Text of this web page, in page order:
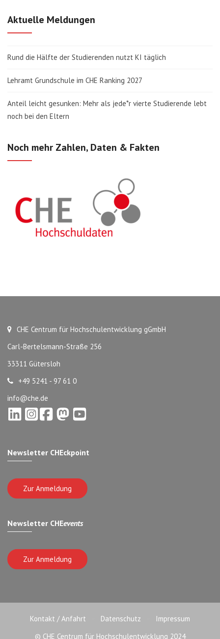
Aktuelle Meldungen
Rund die Hälfte der Studierenden nutzt KI täglich
Lehramt Grundschule im CHE Ranking 2027
Anteil leicht gesunken: Mehr als jede*r vierte Studierende lebt
noch bei den Eltern
Noch mehr Zahlen, Daten & Fakten
CHE Centrum für Hochschulentwicklung gGmbH
Carl-Bertelsmann-Straße 256
33311 Gütersloh
+49 5241 - 97 61 0
info@che.de
Newsletter CHEckpoint
Zur Anmeldung
Newsletter CHEevents
Zur Anmeldung
Kontakt / Anfahrt Datenschutz
Impressum
© CHE Centrum für Hochschulentwicklung 2024